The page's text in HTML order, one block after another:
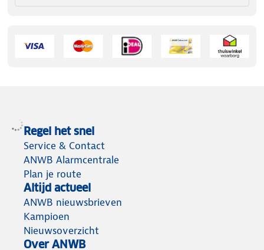
Regel het snel
Service & Contact
ANWB Alarmcentrale
Plan je route
Altijd actueel
ANWB nieuwsbrieven
Kampioen
Nieuwsoverzicht
Over ANWB